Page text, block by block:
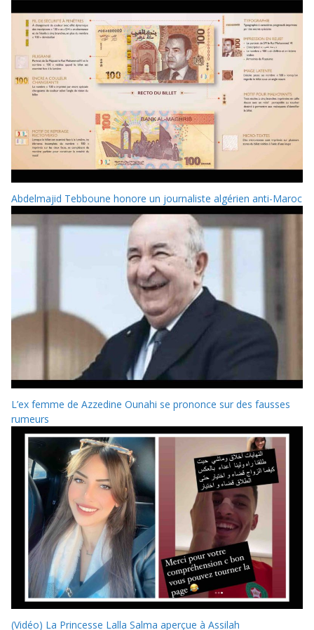
Abdelmajid Tebboune honore un journaliste algérien anti-Maroc
L’ex femme de Azzedine Ounahi se prononce sur des fausses
rumeurs
(Vidéo) La Princesse Lalla Salma aperçue à Assilah